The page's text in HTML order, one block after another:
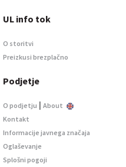
UL info tok
O storitvi
Preizkusi brezplačno
Podjetje
O podjetju | About
Kontakt
Informacije javnega značaja
Oglaševanje
Splošni pogoji